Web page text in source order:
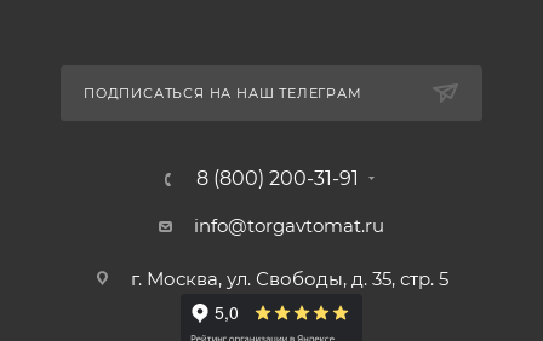
ПОДПИСАТЬСЯ НА НАШ ТЕЛЕГРАМ
8 (800) 200-31-91
info@torgavtomat.ru
г. Москва, ул. Свободы, д. 35, стр. 5